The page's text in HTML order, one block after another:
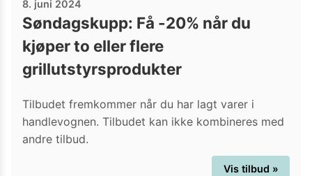
8. juni 2024
Søndagskupp: Få -20% når du
kjøper to eller flere
grillutstyrsprodukter
Tilbudet fremkommer når du har lagt varer i
handlevognen. Tilbudet kan ikke kombineres med
andre tilbud.
Vis tilbud »